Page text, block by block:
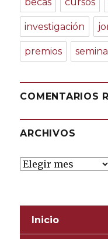
investigación
premios
COMENTARIOS
ARCHIVOS
Archivos
Inicio